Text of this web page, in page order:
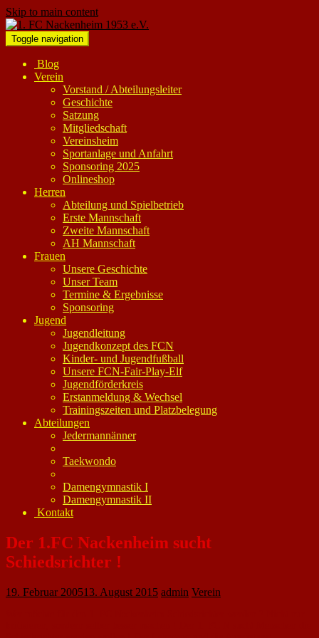
Skip to main content
Toggle navigation
Blog
Verein
Vorstand / Abteilungsleiter
Geschichte
Satzung
Mitgliedschaft
Vereinsheim
Sportanlage und Anfahrt
Sponsoring 2025
Onlineshop
Herren
Abteilung und Spielbetrieb
Erste Mannschaft
Zweite Mannschaft
AH Mannschaft
Frauen
Unsere Geschichte
Unser Team
Termine & Ergebnisse
Sponsoring
Jugend
Jugendleitung
Jugendkonzept des FCN
Kinder- und Jugendfußball
Unsere FCN-Fair-Play-Elf
Jugendförderkreis
Erstanmeldung & Wechsel
Trainingszeiten und Platzbelegung
Abteilungen
Jedermannänner
Taekwondo
Damengymnastik I
Damengymnastik II
Kontakt
Der 1.FC Nackenheim sucht
Schiedsrichter !
19. Februar 200513. August 2015 admin Verein